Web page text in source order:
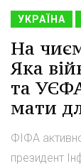
УКРАЇНА
На
Яка
та
мати
ФІФА
президент